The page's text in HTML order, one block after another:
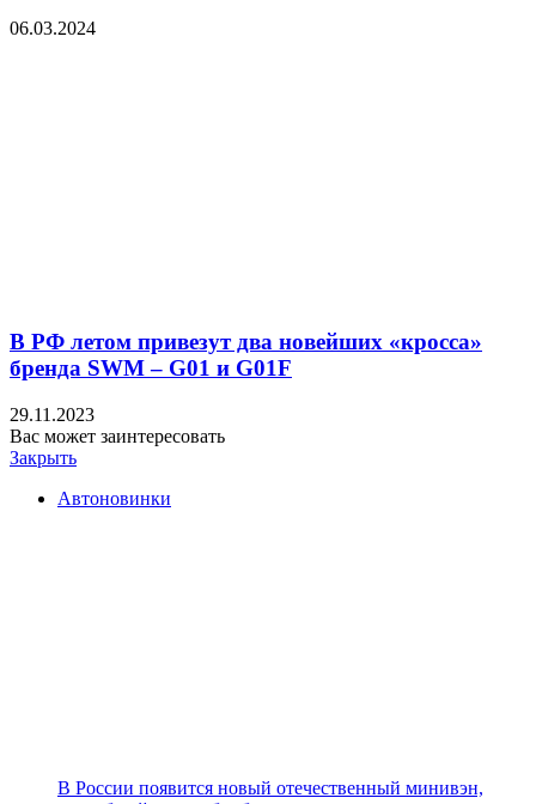
06.03.2024
В РФ летом привезут два новейших «кросса»
бренда SWM – G01 и G01F
29.11.2023
Вас может заинтересовать
Закрыть
Автоновинки
В России появится новый отечественный минивэн,